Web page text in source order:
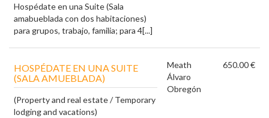
Hospédate en una Suite (Sala
amabueblada con dos habitaciones)
para grupos, trabajo, familia; para 4[...]
HOSPÉDATE EN UNA SUITE
(SALA AMUEBLADA)
(Property and real estate / Temporary
lodging and vacations)
Meath
Álvaro
Obregón
650.00 €